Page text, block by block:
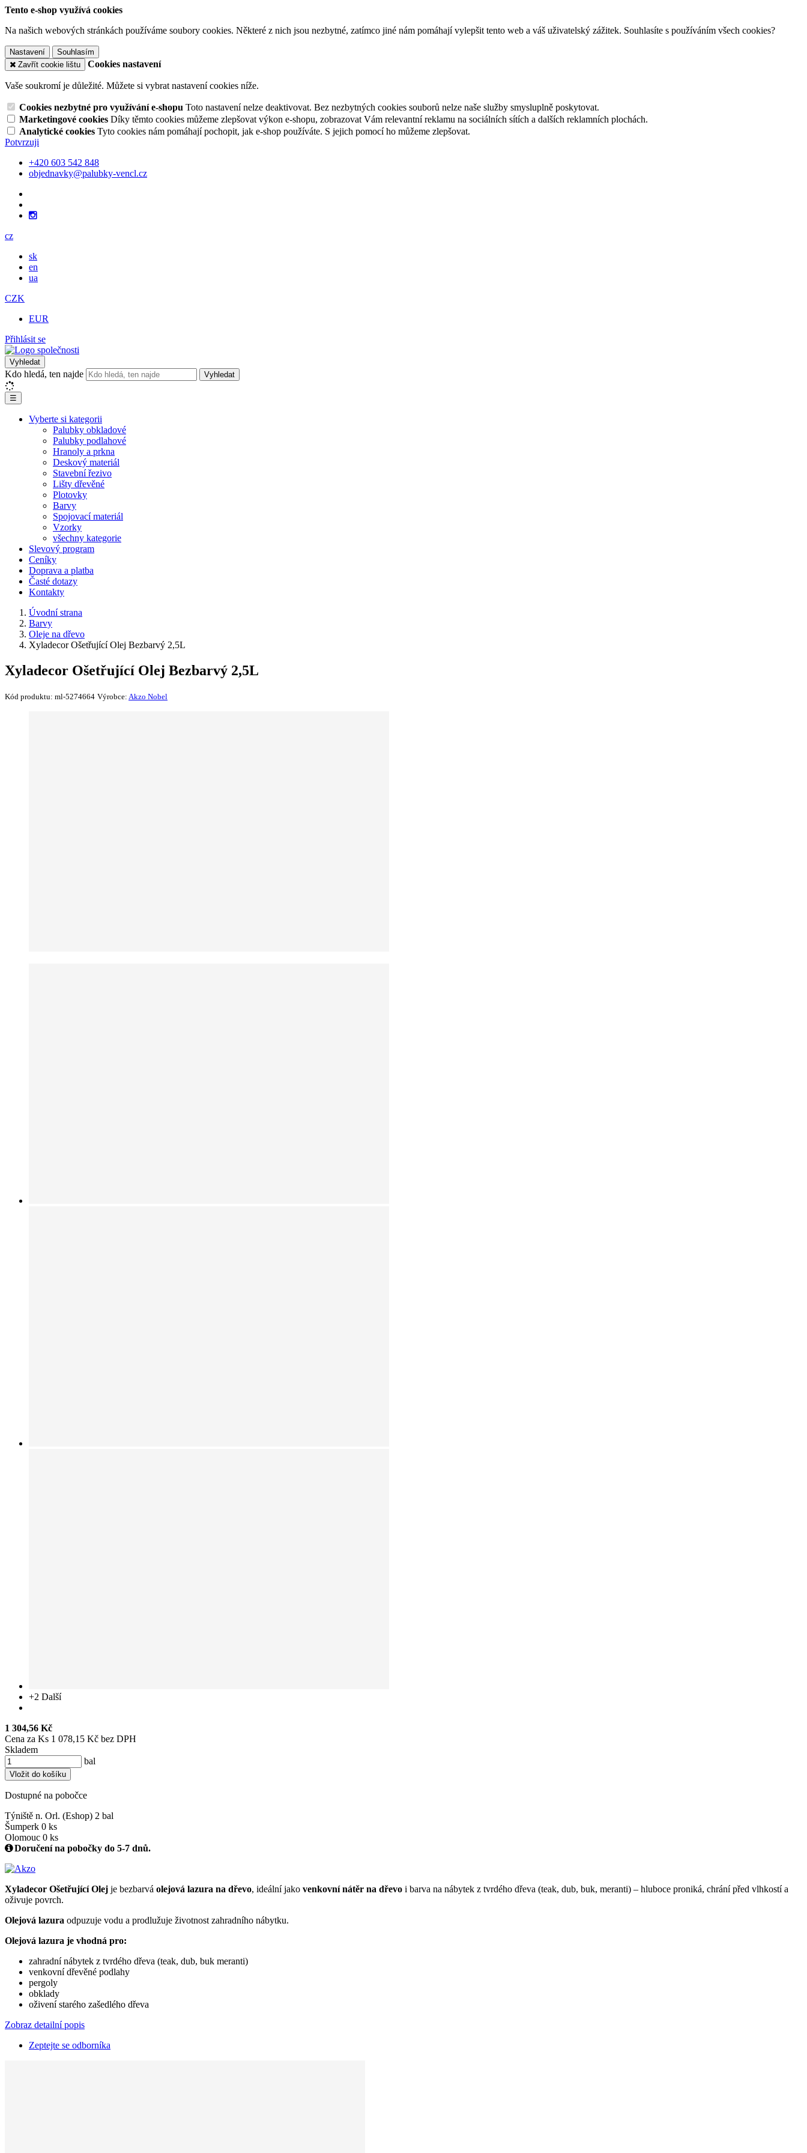
Tento e-shop využívá cookies
Na našich webových stránkách používáme soubory cookies. Některé z nich jsou nezbytné, zatímco jiné nám pomáhají vylepšit tento web a váš uživatelský zážitek. Souhlasíte s používáním všech cookies?
Nastavení
Souhlasím
Zavřít cookie lištu
Cookies nastavení
Vaše soukromí je důležité. Můžete si vybrat nastavení cookies níže.
Cookies nezbytné pro využívání e-shopu Toto nastavení nelze deaktivovat. Bez nezbytných cookies souborů nelze naše služby smysluplně poskytovat.
Marketingové cookies Díky těmto cookies můžeme zlepšovat výkon e-shopu, zobrazovat Vám relevantní reklamu na sociálních sítích a dalších reklamních plochách.
Analytické cookies Tyto cookies nám pomáhají pochopit, jak e-shop používáte. S jejich pomocí ho můžeme zlepšovat.
Potvrzuji
+420 603 542 848
objednavky@palubky-vencl.cz
cz
sk
en
ua
CZK
EUR
Přihlásit se
Vyhledat
Kdo hledá, ten najde Vyhledat
☰
Vyberte si kategorii
Palubky obkladové
Palubky podlahové
Hranoly a prkna
Deskový materiál
Stavební řezivo
Lišty dřevěné
Plotovky
Barvy
Spojovací materiál
Vzorky
všechny kategorie
Slevový program
Ceníky
Doprava a platba
Časté dotazy
Kontakty
Úvodní strana
Barvy
Oleje na dřevo
Xyladecor Ošetřující Olej Bezbarvý 2,5L
Xyladecor Ošetřující Olej Bezbarvý 2,5L
Kód produktu: ml-5274664 Výrobce: Akzo Nobel
+2 Další
1 304,56 Kč
Cena za Ks 1 078,15 Kč bez DPH
Skladem
bal
Vložit do košíku
Dostupné na pobočce
Týniště n. Orl. (Eshop) 2 bal
Šumperk 0 ks
Olomouc 0 ks
Doručení na pobočky do 5-7 dnů.
Xyladecor Ošetřující Olej je bezbarvá olejová lazura na dřevo, ideální jako venkovní nátěr na dřevo i barva na nábytek z tvrdého dřeva (teak, dub, buk, meranti) – hluboce proniká, chrání před vlhkostí a
oživuje povrch.
Olejová lazura odpuzuje vodu a prodlužuje životnost zahradního nábytku.
Olejová lazura je vhodná pro:
zahradní nábytek z tvrdého dřeva (teak, dub, buk meranti)
venkovní dřevěné podlahy
pergoly
obklady
oživení starého zašedlého dřeva
Zobraz detailní popis
Zeptejte se odborníka